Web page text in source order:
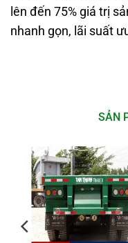
lên đến 75% giá trị
nhanh gọn, lãi suất
SẢN